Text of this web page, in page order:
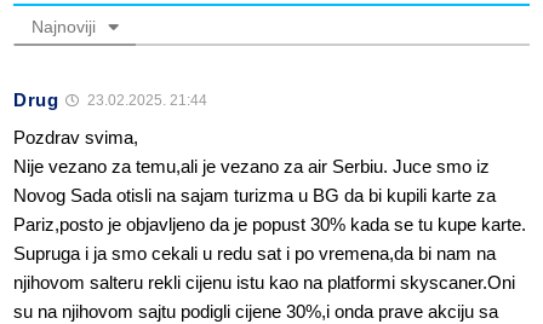
Najnoviji
Drug 23.02.2025. 21:44
Pozdrav svima,
Nije vezano za temu,ali je vezano za air Serbiu. Juce smo iz
Novog Sada otisli na sajam turizma u BG da bi kupili karte za
Pariz,posto je objavljeno da je popust 30% kada se tu kupe karte.
Supruga i ja smo cekali u redu sat i po vremena,da bi nam na
njihovom salteru rekli cijenu istu kao na platformi skyscaner.Oni
su na njihovom sajtu podigli cijene 30%,i onda prave akciju sa